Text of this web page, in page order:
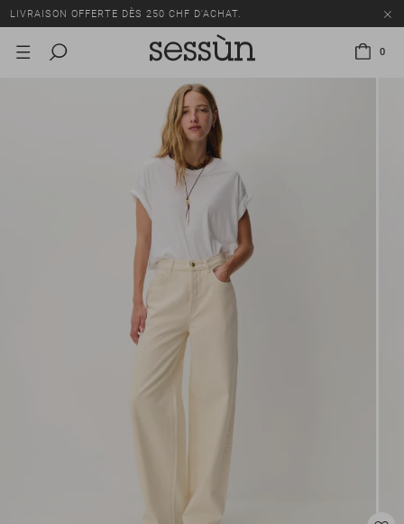
LIVRAISON OFFERTE DÈS 250 CHF D'ACHAT.
TOUS LES PRIX INCLUENT LA TVA ET LES DROITS DE DOUANE.
LIVRAISON OFFERTE DÈS 250 CHF D'ACHAT.
TOUS LES PRIX INCLUENT LA TVA ET LES DROITS DE DOUANE.
0